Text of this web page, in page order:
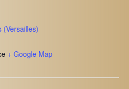
(Versailles)
+ Google Map